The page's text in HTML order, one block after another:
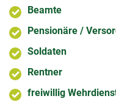
Beamte
Pensionäre /
Soldaten
Rentner
freiwillig